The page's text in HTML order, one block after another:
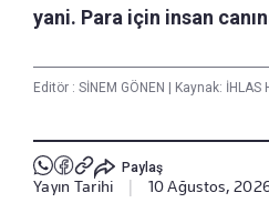
yani. Para için insan
Editör : SİNEM GÖNEN Kaynak: İHLAS
Paylaş
Yayın Tarihi 10 Ağustos, 2026